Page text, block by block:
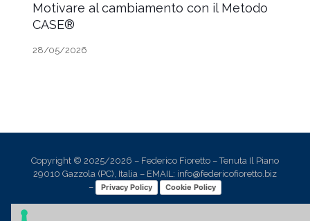
Motivare al cambiamento con il Metodo
CASE®
28/05/2026
Copyright © 2025/2026 – Federico Fioretto – Tenuta Il Piano
29010 Gazzola (PC), Italia – EMAIL: info@federicofioretto.biz
–
Privacy Policy Cookie Policy